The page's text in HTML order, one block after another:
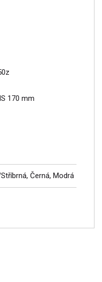
170 mm
Černá, Modrá